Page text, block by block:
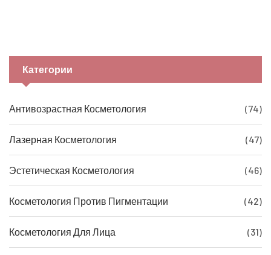
навыках и аспектах, которые следует учитывать при
выборе специалиста в области эстетической
косметологии.
Категории
Антивозрастная Косметология (74)
Лазерная Косметология (47)
Эстетическая Косметология (46)
Косметология Против Пигментации (42)
Косметология Для Лица (31)